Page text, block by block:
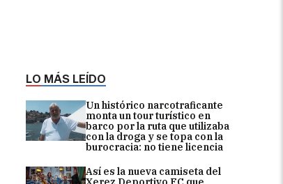
LO MÁS LEÍDO
Un histórico narcotraficante
monta un tour turístico en
barco por la ruta que utilizaba
con la droga y se topa con la
burocracia: no tiene licencia
Así es la nueva camiseta del